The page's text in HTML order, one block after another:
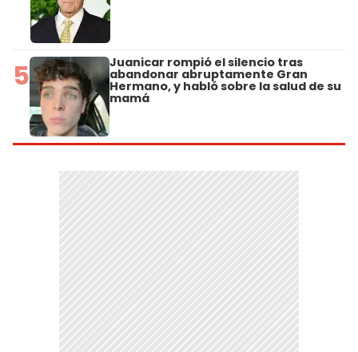
5 Juanicar rompió el silencio tras
abandonar abruptamente Gran
Hermano, y habló sobre la salud de su
mamá